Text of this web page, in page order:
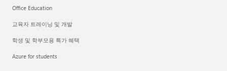
Office Education
교육자 트레이닝 및 개발
학생 및 학부모용 특가 혜택
Azure for students